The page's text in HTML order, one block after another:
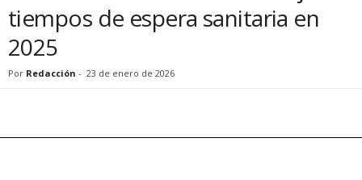
tiempos de espera sanitaria en
2025
Por Redacción - 23 de enero de 2026